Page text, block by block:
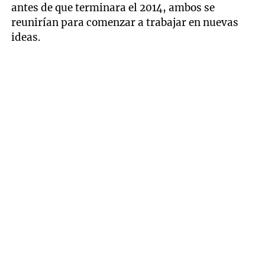
antes de que terminara el 2014, ambos se
reunirían para comenzar a trabajar en nuevas
ideas.